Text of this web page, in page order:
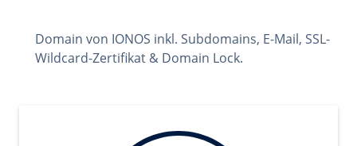
Domain von IONOS inkl. Subdomains, E-Mail, SSL-
Wildcard-Zertifikat & Domain Lock.